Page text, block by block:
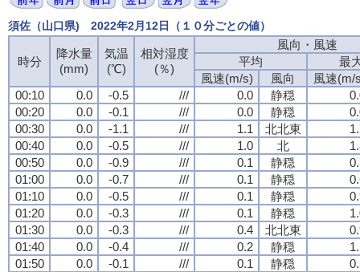
須佐（山口県) 2022年2月12日（１０分ごとの値）
時分
降水量
(mm)
気温
(℃)
相対湿度
(％)
風向・風速
平均
最
風速(m/s)
風向
風速(m/
00:10
0.0 -0.5 /// 0.0 静穏
00:20
0.0 -0.1 /// 0.0 静穏
00:30
0.0 -1.1 /// 1.1 北北東
00:40
0.0 -0.5 /// 1.0 北
00:50
0.0 -0.9 /// 0.1 静穏
01:00
0.0 -0.7 /// 0.1 静穏
01:10
0.0 -0.5 /// 0.1 静穏
01:20
0.0 -0.3 /// 0.1 静穏
01:30
0.0 -0.3 /// 0.4 北北東
01:40
0.0 -0.4 /// 0.2 静穏
01:50
0.0 -0.1 /// 0.1 静穏